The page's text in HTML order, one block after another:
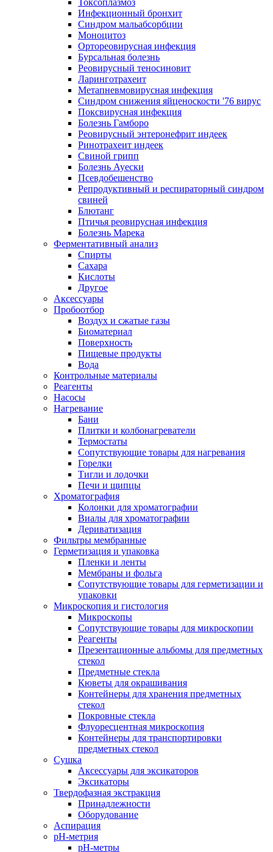
Токсоплазмоз
Инфекционный бронхит
Синдром мальабсорбции
Моноцитоз
Ортореовирусная инфекция
Бурсальная болезнь
Реовирусный теносиновит
Ларинготрахеит
Метапневмовирусная инфекция
Синдром снижения яйценоскости '76 вирус
Поксвирусная инфекция
Болезнь Гамборо
Реовирусный энтеронефрит индеек
Ринотрахеит индеек
Свиной грипп
Болезнь Ауески
Псевдобешенство
Репродуктивный и респираторный синдром
свиней
Блютанг
Птичья реовирусная инфекция
Болезнь Марека
Ферментативный анализ
Спирты
Сахара
Кислоты
Другое
Аксессуары
Пробоотбор
Воздух и сжатые газы
Биоматериал
Поверхность
Пищевые продукты
Вода
Контрольные материалы
Реагенты
Насосы
Нагревание
Бани
Плитки и колбонагреватели
Термостаты
Сопутствующие товары для нагревания
Горелки
Тигли и лодочки
Печи и щипцы
Хроматография
Колонки для хроматографии
Виалы для хроматографии
Дериватизация
Фильтры мембранные
Герметизация и упаковка
Пленки и ленты
Мембраны и фольга
Сопутствующие товары для герметизации и
упаковки
Микроскопия и гистология
Микроскопы
Сопутствующие товары для микроскопии
Реагенты
Презентационные альбомы для предметных
стекол
Предметные стекла
Кюветы для окрашивания
Контейнеры для хранения предметных
стекол
Покровные стекла
Флуоресцентная микроскопия
Контейнеры для транспортировки
предметных стекол
Сушка
Аксессуары для эксикаторов
Эксикаторы
Твердофазная экстракция
Принадлежности
Оборудование
Аспирация
pH-метрия
pH-метры